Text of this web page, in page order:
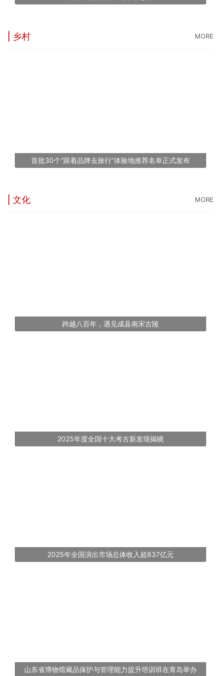
| 乡村 MORE
首批30个“跟着品牌去旅行”体验地推荐名单正式发布
| 文化 MORE
跨越八百年，遇见成县南宋古陵
2025年度全国十大考古新发现揭晓
2025年全国演出市场总体收入超837亿元
山东省博物馆藏品保护与管理能力提升培训班在青岛举办